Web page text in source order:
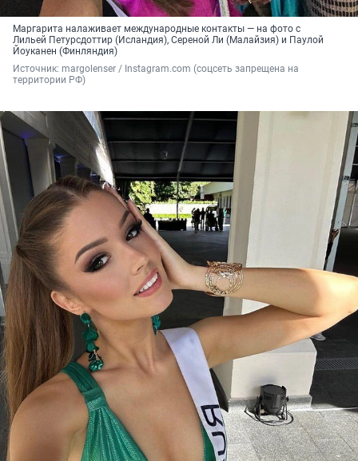
Маргарита налаживает международные контакты — на фото с
Лильей Петурсдоттир (Исландия), Сереной Ли (Малайзия) и Паулой
Йоуканен (Финляндия)
Источник: margolenser / Instagram.com (соцсеть запрещена на
территории РФ)